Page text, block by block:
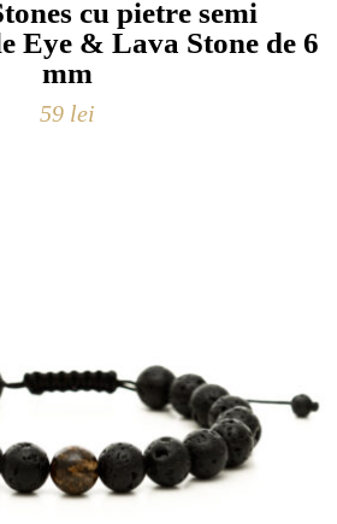
cu pietre semi
Eye & Lava Stone de 6
mm
59 lei